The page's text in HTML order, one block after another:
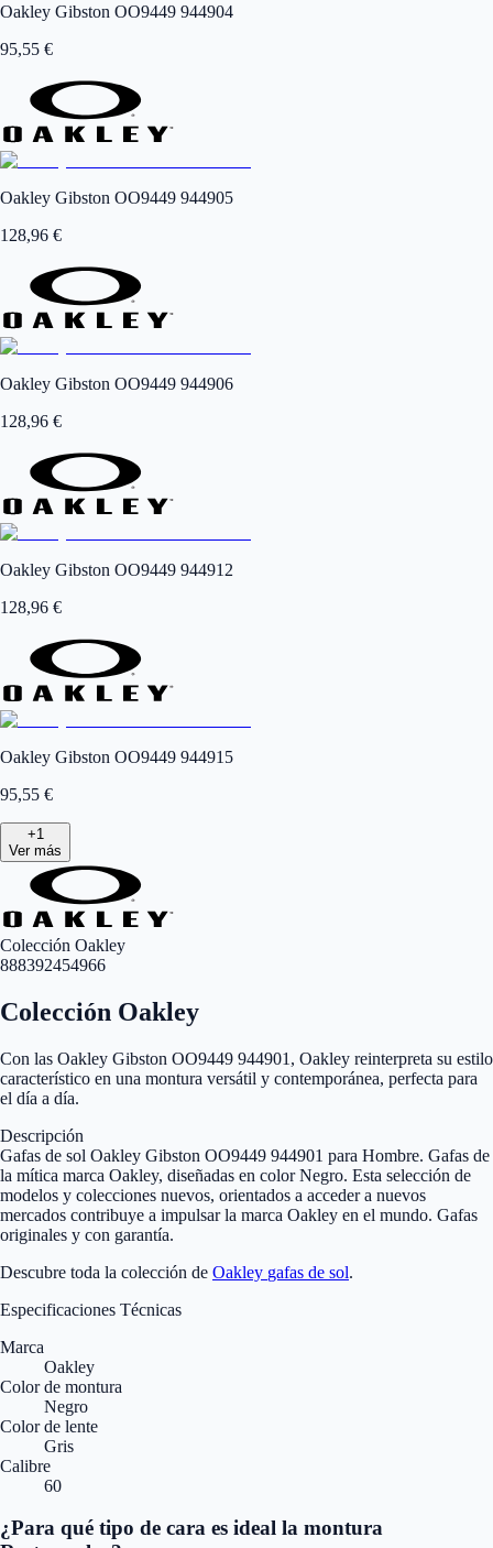
Oakley Gibston OO9449 944904
95,55 €
Oakley Gibston OO9449 944905
128,96 €
Oakley Gibston OO9449 944906
128,96 €
Oakley Gibston OO9449 944912
128,96 €
Oakley Gibston OO9449 944915
95,55 €
+1
Ver más
Colección Oakley
888392454966
Colección Oakley
Con las Oakley Gibston OO9449 944901, Oakley reinterpreta su estilo
característico en una montura versátil y contemporánea, perfecta para
el día a día.
Descripción
Gafas de sol Oakley Gibston OO9449 944901 para Hombre. Gafas de
la mítica marca Oakley, diseñadas en color Negro. Esta selección de
modelos y colecciones nuevos, orientados a acceder a nuevos
mercados contribuye a impulsar la marca Oakley en el mundo. Gafas
originales y con garantía.
Descubre toda la colección de Oakley gafas de sol.
Especificaciones Técnicas
Marca
Oakley
Color de montura
Negro
Color de lente
Gris
Calibre
60
¿Para qué tipo de cara es ideal la montura